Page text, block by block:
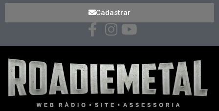
Cadastrar